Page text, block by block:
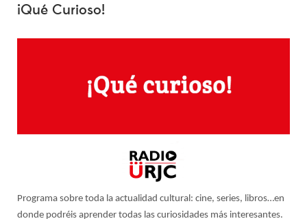
¡Qué Curioso!
Programa sobre toda la actualidad cultural: cine, series, libros…en
donde podréis aprender todas las curiosidades más interesantes.